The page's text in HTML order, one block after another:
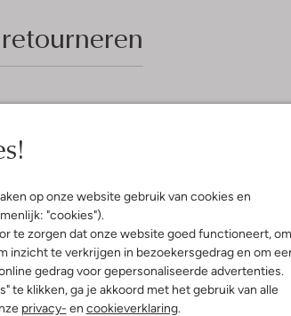
op onze website gebruik van cookies en
"cookies").
te zorgen dat onze website goed functioneert, om
inzicht te verkrijgen in bezoekersgedrag en om
gedrag voor gepersonaliseerde advertenties.
te klikken, ga je akkoord met het gebruik van alle
privacy- en cookieverklaring.
Deze lage sneaker 13805 van RED-
model bestaat uit zwart mesh textiel
accenten en panelen van zwart leer.
textiel met een dempend en
het merkembleem op de hiel, de
combineer jij dit stoere model bij?